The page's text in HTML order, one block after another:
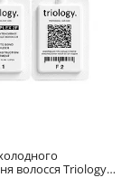
волосся Triology.